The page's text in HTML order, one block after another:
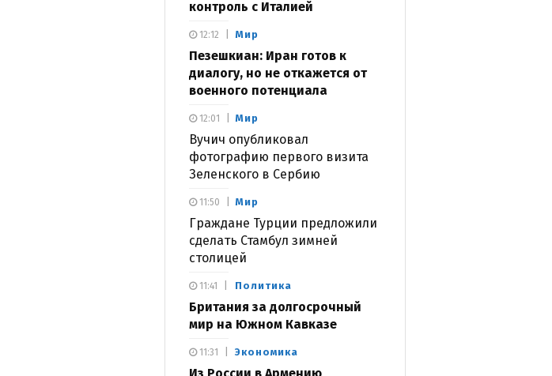
контроль с Италией
Мир
Пезешкиан: Иран готов к
диалогу, но не откажется от
военного потенциала
12:12
Мир
Вучич опубликовал
фотографию первого визита
Зеленского в Сербию
12:01
Мир
Граждане Турции предложили
сделать Стамбул зимней
столицей
11:50
Политика
Британия за долгосрочный
мир на Южном Кавказе
11:41
Экономика
11:31